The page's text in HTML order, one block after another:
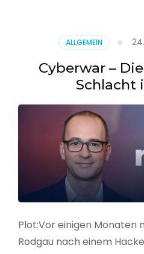
ALLGEMEIN
Cyberwar –
Schlacht
Plot:Vor einigen Monaten
Rodgau nach einem